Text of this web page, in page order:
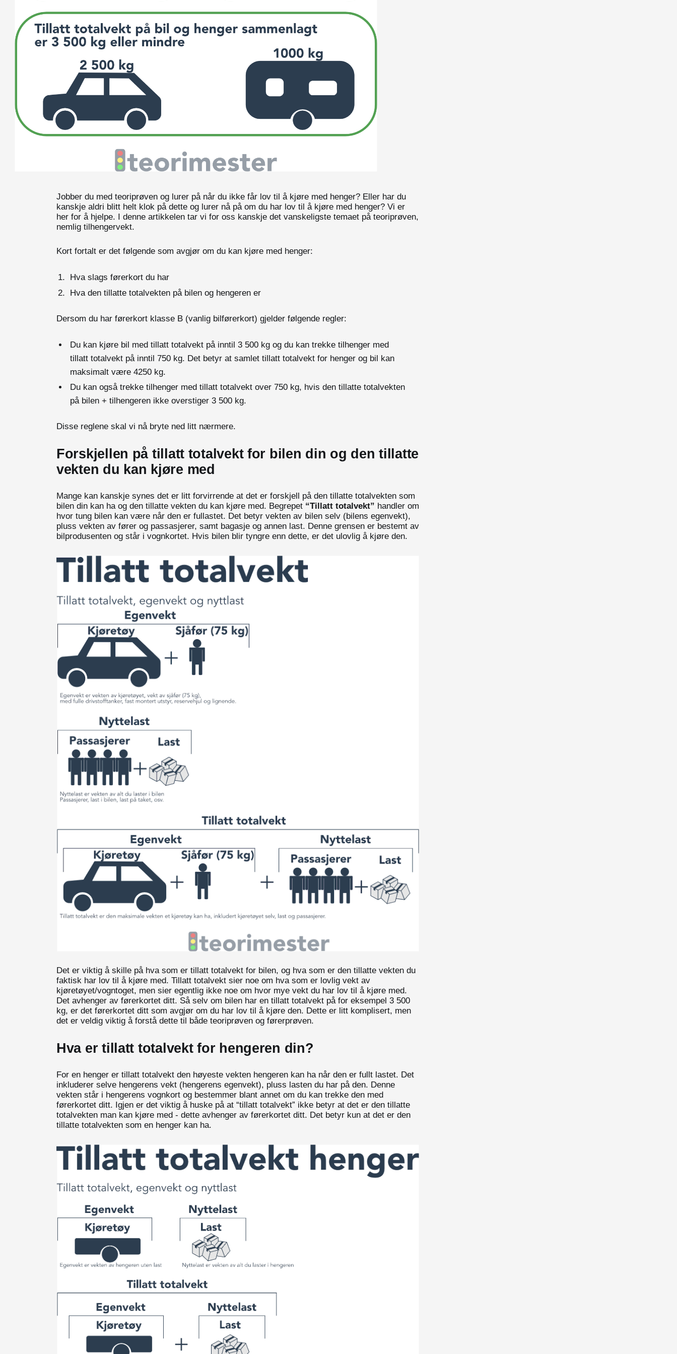
Jobber du med teoriprøven og lurer på når du ikke får lov til å kjøre med henger? Eller har du
kanskje aldri blitt helt klok på dette og lurer nå på om du har lov til å kjøre med henger? Vi er
her for å hjelpe. I denne artikkelen tar vi for oss kanskje det vanskeligste temaet på teoriprøven,
nemlig tilhengervekt.
Kort fortalt er det følgende som avgjør om du kan kjøre med henger:
Hva slags førerkort du har
Hva den tillatte totalvekten på bilen og hengeren er
Dersom du har førerkort klasse B (vanlig bilførerkort) gjelder følgende regler:
Du kan kjøre bil med tillatt totalvekt på inntil 3 500 kg og du kan trekke tilhenger med
tillatt totalvekt på inntil 750 kg. Det betyr at samlet tillatt totalvekt for henger og bil kan
maksimalt være 4250 kg.
Du kan også trekke tilhenger med tillatt totalvekt over 750 kg, hvis den tillatte totalvekten
på bilen + tilhengeren ikke overstiger 3 500 kg.
Disse reglene skal vi nå bryte ned litt nærmere.
Forskjellen på tillatt totalvekt for bilen din og den tillatte
vekten du kan kjøre med
Mange kan kanskje synes det er litt forvirrende at det er forskjell på den tillatte totalvekten som
bilen din kan ha og den tillatte vekten du kan kjøre med. Begrepet “Tillatt totalvekt” handler om
hvor tung bilen kan være når den er fullastet. Det betyr vekten av bilen selv (bilens egenvekt),
pluss vekten av fører og passasjerer, samt bagasje og annen last. Denne grensen er bestemt av
bilprodusenten og står i vognkortet. Hvis bilen blir tyngre enn dette, er det ulovlig å kjøre den.
Det er viktig å skille på hva som er tillatt totalvekt for bilen, og hva som er den tillatte vekten du
faktisk har lov til å kjøre med. Tillatt totalvekt sier noe om hva som er lovlig vekt av
kjøretøyet/vogntoget, men sier egentlig ikke noe om hvor mye vekt du har lov til å kjøre med.
Det avhenger av førerkortet ditt. Så selv om bilen har en tillatt totalvekt på for eksempel 3 500
kg, er det førerkortet ditt som avgjør om du har lov til å kjøre den. Dette er litt komplisert, men
det er veldig viktig å forstå dette til både teoriprøven og førerprøven.
Hva er tillatt totalvekt for hengeren din?
For en henger er tillatt totalvekt den høyeste vekten hengeren kan ha når den er fullt lastet. Det
inkluderer selve hengerens vekt (hengerens egenvekt), pluss lasten du har på den. Denne
vekten står i hengerens vognkort og bestemmer blant annet om du kan trekke den med
førerkortet ditt. Igjen er det viktig å huske på at “tillatt totalvekt” ikke betyr at det er den tillatte
totalvekten man kan kjøre med - dette avhenger av førerkortet ditt. Det betyr kun at det er den
tillatte totalvekten som en henger kan ha.